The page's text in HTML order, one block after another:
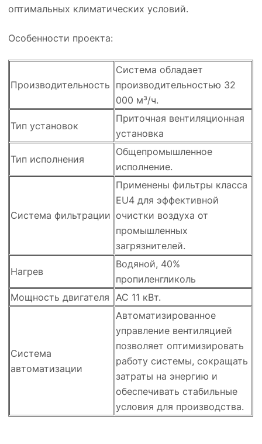
оптимальных климатических условий.
Особенности проекта:
Производительность
Система обладает
производительностью 32
000 м³/ч.
Тип установок
Приточная вентиляционная
установка
Тип исполнения
Общепромышленное
исполнение.
Система фильтрации
Применены фильтры класса
EU4 для эффективной
очистки воздуха от
промышленных
загрязнителей.
Нагрев
Водяной, 40%
пропиленгликоль
Мощность двигателя
АС 11 кВт.
Система
автоматизации
Автоматизированное
управление вентиляцией
позволяет оптимизировать
работу системы, сокращать
затраты на энергию и
обеспечивать стабильные
условия для производства.